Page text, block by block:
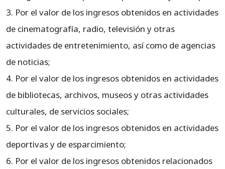
Por el valor de los ingresos obtenidos en actividades
de cinematografía, radio, televisión y otras
actividades de entretenimiento, así como de agencias
de noticias;
Por el valor de los ingresos obtenidos en actividades
de bibliotecas, archivos, museos y otras actividades
culturales, de servicios sociales;
Por el valor de los ingresos obtenidos en actividades
deportivas y de esparcimiento;
Por el valor de los ingresos obtenidos relacionados